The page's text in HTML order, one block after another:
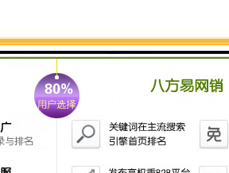
邦魏理仕物业管理服务Ltd